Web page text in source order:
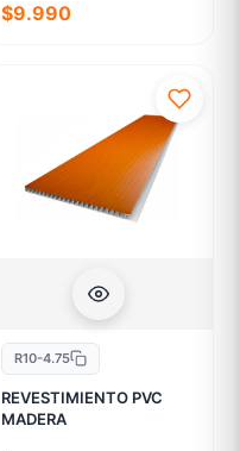
$9.990
R10-4.75
REVESTIMIENTO PVC
MADERA